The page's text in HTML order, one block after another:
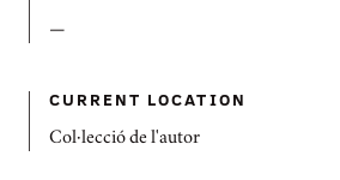
—
CURRENT LOCATION
Col·lecció de l'autor